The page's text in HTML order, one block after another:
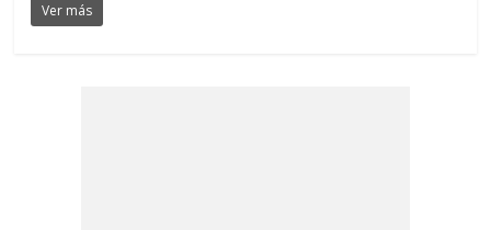
Ver más